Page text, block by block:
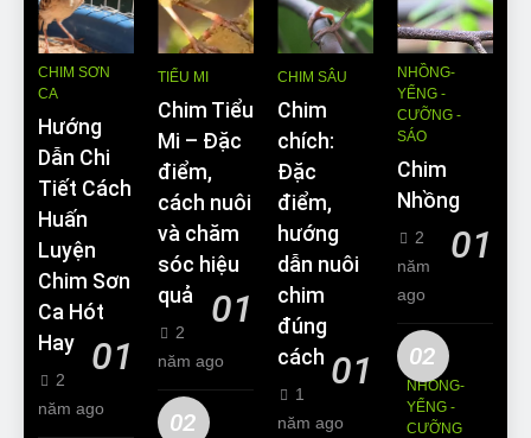
CHIM SƠN
CA
Hướng
Dẫn Chi
Tiết Cách
Huấn
Luyện
Chim Sơn
Ca Hót
Hay
01
2
năm ago
TIỂU MI
Chim Tiểu
Mi – Đặc
điểm,
cách nuôi
và chăm
sóc hiệu
quả
01
2
năm ago
02
CHIM SÂU
Chim
chích:
Đặc
điểm,
hướng
dẫn nuôi
chim
đúng
cách 01
1
năm ago
NHỒNG-
YỂNG -
CƯỠNG -
SÁO
Chim
Nhồng
01
2
năm
ago
02
NHỒNG-
YỂNG -
CƯỠNG